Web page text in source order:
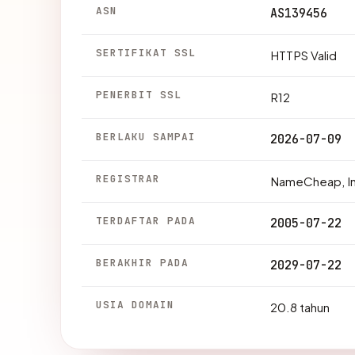
ASN AS139456
SERTIFIKAT SSL HTTPS Valid
PENERBIT SSL R12
BERLAKU SAMPAI 2026-07-09
REGISTRAR NameCheap,
TERDAFTAR PADA 2005-07-22
BERAKHIR PADA 2029-07-22
USIA DOMAIN 20.8 tahun